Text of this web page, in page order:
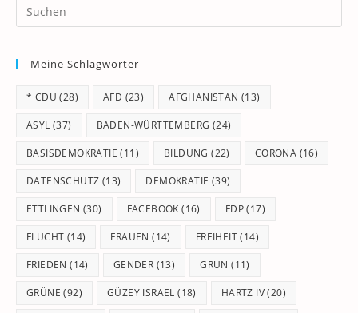
Meine Schlagwörter
* CDU (28) AFD (23) AFGHANISTAN (13)
ASYL (37) BADEN-WÜRTTEMBERG (24)
BASISDEMOKRATIE (11) BILDUNG (22) CORONA (16)
DATENSCHUTZ (13) DEMOKRATIE (39)
ETTLINGEN (30) FACEBOOK (16) FDP(17)
FLUCHT (14) FRAUEN (14) FREIHEIT(14)
FRIEDEN (14) GENDER (13) GRÜN (11)
GRÜNE (92) GÜZEY ISRAEL (18) HARTZ IV(20)